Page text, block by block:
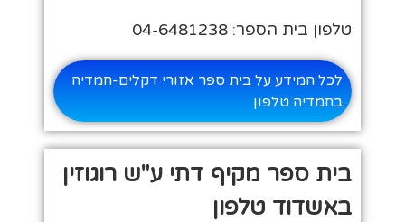
טלפון בית הספר: 04-6481238
לכל המידע על בית ספר אזורי דקלים-חמדיה
בחמדיה טלפון
בית ספר מקיף דתי ע"ש רוגוזין
באשדוד טלפון